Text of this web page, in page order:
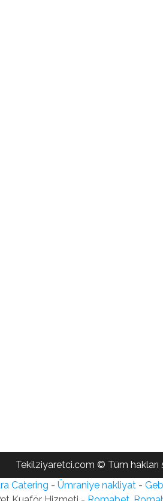
Tekilziyaretci.com © Tüm hakları
Catering - Ümraniye nakliyat -